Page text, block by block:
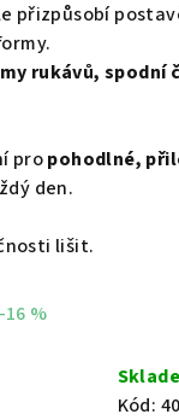
přizpůsobí
rukávů, spodní
propohodlné,
den.
lišit.
%
Kód: